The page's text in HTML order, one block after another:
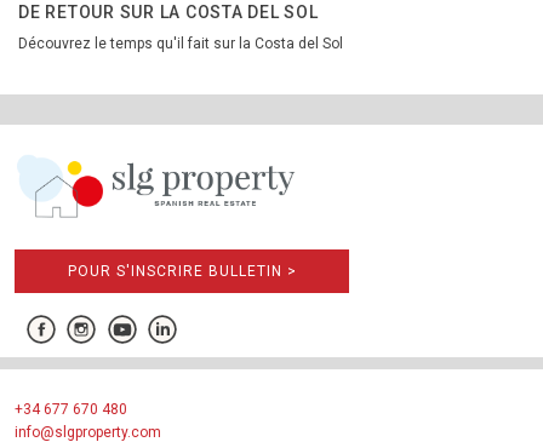
DE RETOUR SUR LA COSTA DEL SOL
Découvrez le temps qu'il fait sur la Costa del Sol
POUR S'INSCRIRE BULLETIN >
+34 677 670 480
info@slgproperty.com